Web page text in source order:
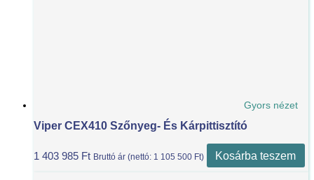
Gyors nézet
Viper CEX410 Szőnyeg- És Kárpittisztító
1 403 985 Ft Bruttó ár (nettó: 1 105 500 Ft) Kosárba teszem